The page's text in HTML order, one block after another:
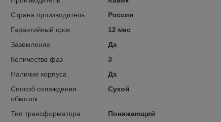
Страна производитель
Россия
Гарантийный срок
12 мес
Заземление
Да
Количество фаз
3
Наличие корпуса
Да
Способ охлаждения
обмоток
Сухой
Тип трансформатора Понижающий